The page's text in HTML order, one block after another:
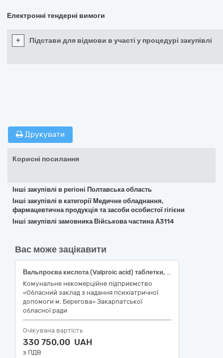
Електронні тендерні вимоги
+ Підстави для відмови в участі у процедурі закупівлі
Друкувати
Корисні посилання
Інші закупівлі в регіоні Полтавська область
Інші закупівлі в категорії Медичне обладнання,
фармацевтична продукція та засоби особистої гігієни
Інші закупівлі замовника Військова частина А3114
Вас може зацікавити
Вальпроєва кислота (Valproic acid) таблетки, по 500 мг. код 33600000-6 Фармацевтична продукціяза ДК 021:2015
Комунальне некомерційне підприємство
«Обласний заклад з надання психіатричної
допомоги м. Берегова» Закарпатської
обласної ради
Очікувана вартість
330 750,00 UAH
з ПДВ